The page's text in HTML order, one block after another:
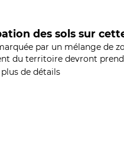
des sols sur
par un mélange de
du territoire devront
de détails